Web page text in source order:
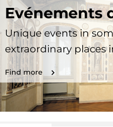
Evénements
Unique events in
extraordinary places
Find more